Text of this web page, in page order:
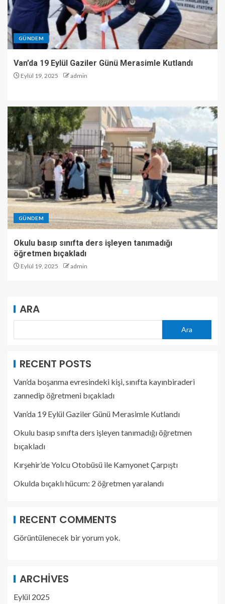
GÜNDEM
Van’da 19 Eylül Gaziler Günü Merasimle Kutlandı
Eylül 19, 2025 admin
GÜNDEM
Okulu basıp sınıfta ders işleyen tanımadığı
öğretmen bıçakladı
Eylül 19, 2025 admin
ARA
Ara
RECENT POSTS
Van’da boşanma evresindeki kişi, sınıfta kayınbiraderi
zannedip öğretmeni bıçakladı
Van’da 19 Eylül Gaziler Günü Merasimle Kutlandı
Okulu basıp sınıfta ders işleyen tanımadığı öğretmen
bıçakladı
Kırşehir’de Yolcu Otobüsü ile Kamyonet Çarpıştı
Okulda bıçaklı hücum: 2 öğretmen yaralandı
RECENT COMMENTS
Görüntülenecek bir yorum yok.
ARCHIVES
Eylül 2025